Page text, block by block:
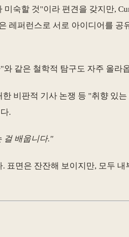
숙할 것"이라 편견을 갖지만,
레퍼런스로 서로 아이디어를 공
같은 철학적 탐구도 자주 올라
비판적 기사 논쟁 등 "취향 있
.
걸 배웁니다."
표면은 잔잔해 보이지만, 모두 내